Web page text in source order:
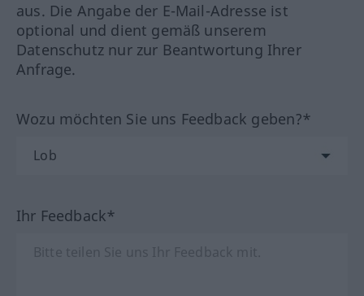
aus. Die Angabe der E-Mail-Adresse ist
optional und dient gemäß unserem
Datenschutz nur zur Beantwortung Ihrer
Anfrage.
Wozu möchten Sie uns Feedback geben?*
Ihr Feedback*